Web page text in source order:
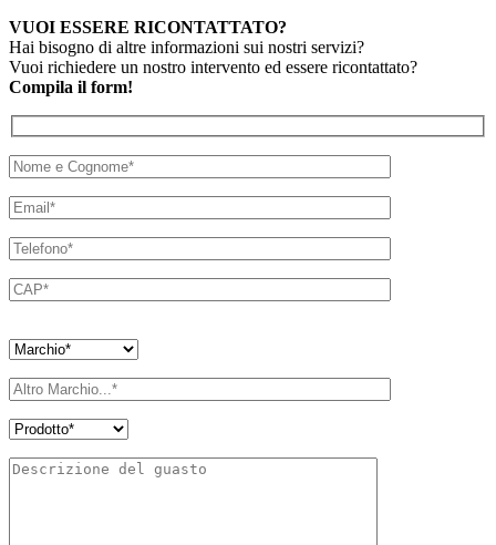
VUOI ESSERE RICONTATTATO?
Hai bisogno di altre informazioni sui nostri servizi?
Vuoi richiedere un nostro intervento ed essere ricontattato?
Compila il form!